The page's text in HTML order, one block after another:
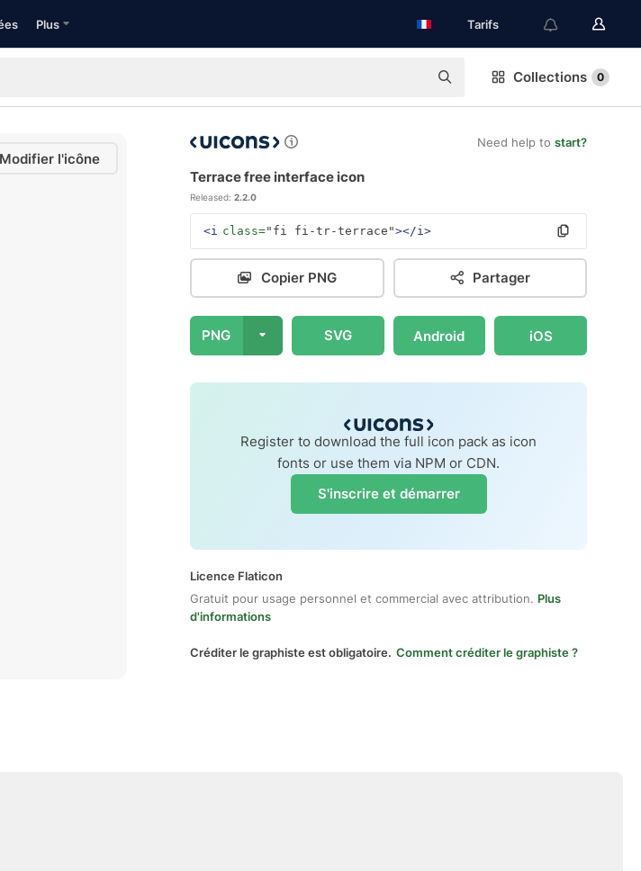
Plus Tarifs
Collections 0
Modifier l'icône
Need help to start?
Terrace free interface icon
Released: 2.2.0
<i class="fi fi-tr-terrace"></i>
Copier PNG Partager
PNG SVG Android iOS
Register to download the full icon pack as icon
fonts or use them via NPM or CDN.
S'inscrire et démarrer
Licence Flaticon
Gratuit pour usage personnel et commercial avec attribution. Plus
d'informations
Créditer le graphiste est obligatoire. Comment créditer le graphiste ?